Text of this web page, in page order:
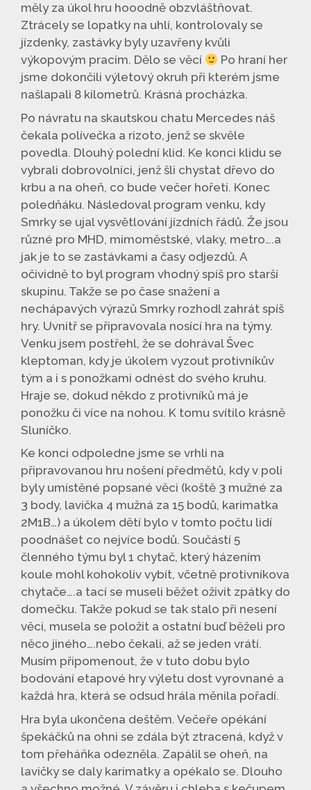
měly za úkol hru hooodně obzvláštňovat.
Ztrácely se lopatky na uhlí, kontrolovaly se
jízdenky, zastávky byly uzavřeny kvůli
výkopovým pracím. Dělo se věcí
Po hraní her
jsme dokončili výletový okruh při kterém jsme
našlapali 8 kilometrů. Krásná procházka.
Po návratu na skautskou chatu Mercedes náš
čekala polívečka a rizoto, jenž se skvěle
povedla. Dlouhý polední klid. Ke konci klidu se
vybrali dobrovolníci, jenž šli chystat dřevo do
krbu a na oheň, co bude večer hořeti. Konec
poledňáku. Následoval program venku, kdy
Smrky se ujal vysvětlování jízdních řádů. Že jsou
různé pro MHD, mimoměstské, vlaky, metro….a
jak je to se zastávkami a časy odjezdů. A
očividně to byl program vhodný spíš pro starší
skupinu. Takže se po čase snažení a
nechápavých výrazů Smrky rozhodl zahrát spíš
hry. Uvnitř se připravovala nosící hra na týmy.
Venku jsem postřehl, že se dohrával Švec
kleptoman, kdy je úkolem vyzout protivníkův
tým a i s ponožkami odnést do svého kruhu.
Hraje se, dokud někdo z protivníků má je
ponožku či více na nohou. K tomu svítilo krásně
Sluníčko.
Ke konci odpoledne jsme se vrhli na
připravovanou hru nošení předmětů, kdy v poli
byly umístěné popsané věci (koště 3 mužné za
3 body, lavička 4 mužná za 15 bodů, karimatka
2M1B…) a úkolem dětí bylo v tomto počtu lidí
poodnášet co nejvíce bodů. Součástí 5
členného týmu byl 1 chytač, který házením
koule mohl kohokoliv vybít, včetně protivníkova
chytače….a tací se museli běžet oživit zpátky do
domečku. Takže pokud se tak stalo při nesení
věci, musela se položit a ostatní buď běželi pro
něco jiného….nebo čekali, až se jeden vrátí.
Musím připomenout, že v tuto dobu bylo
bodování etapové hry výletu dost vyrovnané a
každá hra, která se odsud hrála měnila pořadí.
Hra byla ukončena deštěm. Večeře opékání
špekáčků na ohni se zdála být ztracená, když v
tom přeháňka odezněla. Zapálil se oheň, na
lavičky se daly karimatky a opékalo se. Dlouho